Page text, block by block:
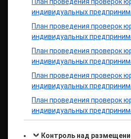
индивидуальных
План проведения проверок
индивидуальных
План проведения проверок
индивидуальных
План проведения проверок
индивидуальных
План проведения проверок
индивидуальных
Контроль над